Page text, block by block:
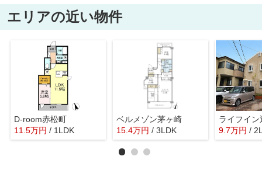
エリアの近い物件
D-room赤松町
11.5万円 / 1LDK
ベルメゾン茅ヶ崎
15.4万円 / 3LDK
ライフイ
9.7万円 /